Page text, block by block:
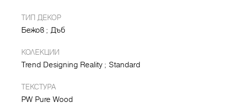
ТИП ДЕКОР
Бежов Дъб
КОЛЕКЦИИ
Trend Designing Reality Standard
ТЕКСТУРА
PW Pure Wood